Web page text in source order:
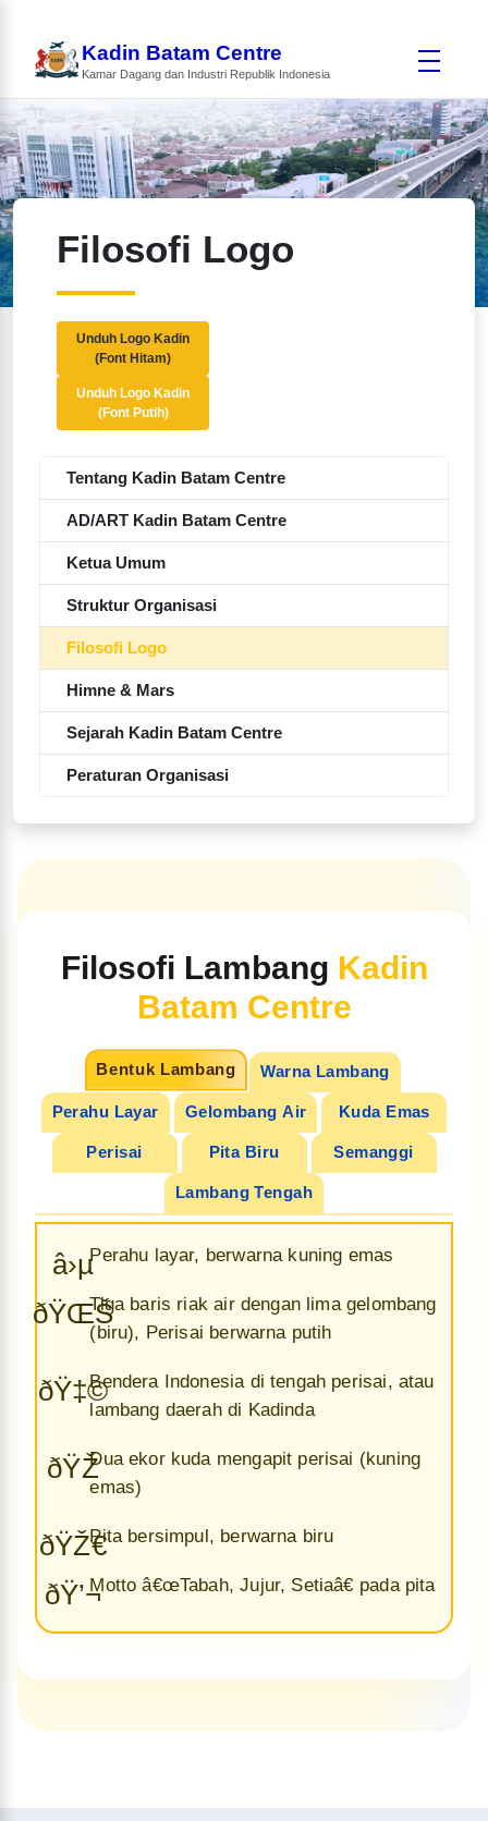
Kadin Batam Centre
Kamar Dagang dan Industri Republik Indonesia
Filosofi Logo
Unduh Logo Kadin
(Font Hitam)
Unduh Logo Kadin
(Font Putih)
Tentang Kadin Batam Centre
AD/ART Kadin Batam Centre
Ketua Umum
Struktur Organisasi
Filosofi Logo
Himne & Mars
Sejarah Kadin Batam Centre
Peraturan Organisasi
Filosofi Lambang Kadin
Batam Centre
Bentuk Lambang Warna Lambang
Perahu Layar Gelombang Air Kuda Emas
Perisai Pita Biru Semanggi
Lambang Tengah
â›µPerahu layar, berwarna kuning emas
ðŸŒŠTiga baris riak air dengan lima gelombang
(biru), Perisai berwarna putih
ðŸ‡©Bendera Indonesia di tengah perisai, atau
lambang daerah di Kadinda
ðŸŽDua ekor kuda mengapit perisai (kuning
emas)
ðŸŽ€Pita bersimpul, berwarna biru
ðŸ’¬Motto â€œTabah, Jujur, Setiaâ€ pada pita